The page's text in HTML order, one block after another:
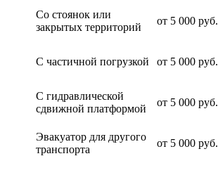
Со стоянок или
закрытых территорий
от 5 000 руб.
С частичной погрузкой от 5 000 руб.
С гидравлической
сдвижной платформой
от 5 000 руб.
Эвакуатор для другого
транспорта
от 5 000 руб.